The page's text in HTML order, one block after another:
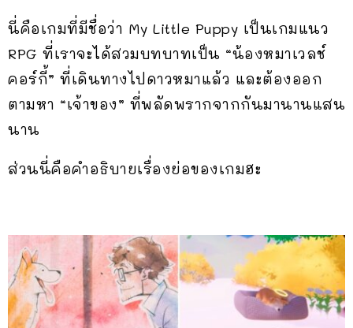
นี่คือเกมที่มีชื่อว่า My Little Puppy เป็นเกมแนว
RPG ที่เราจะได้สวมบทบาทเป็น “น้องหมาเวลช์
คอร์กี้” ที่เดินทางไปดาวหมาแล้ว และต้องออก
ตามหา “เจ้าของ” ที่พลัดพรากจากกันมานานแสน
นาน
ส่วนนี่คือคำอธิบายเรื่องย่อของเกมฮะ